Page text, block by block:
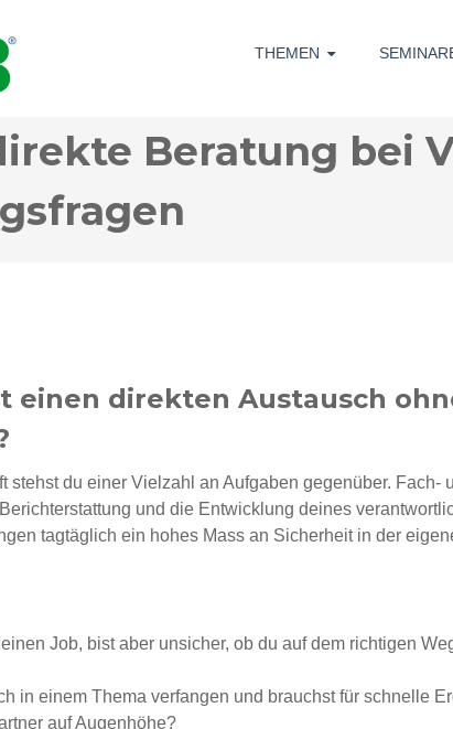
THEMEN
Beratung bei
einen direkten Austausch
stehst du einer Vielzahl an Aufgaben gegenüber. Fach-
und die Entwicklung deines
tagtäglich ein hohes Mass an Sicherheit in der
Job, bist aber unsicher, ob du auf dem richtigen
in einem Thema verfangen und brauchst für schnelle
auf Augenhöhe?